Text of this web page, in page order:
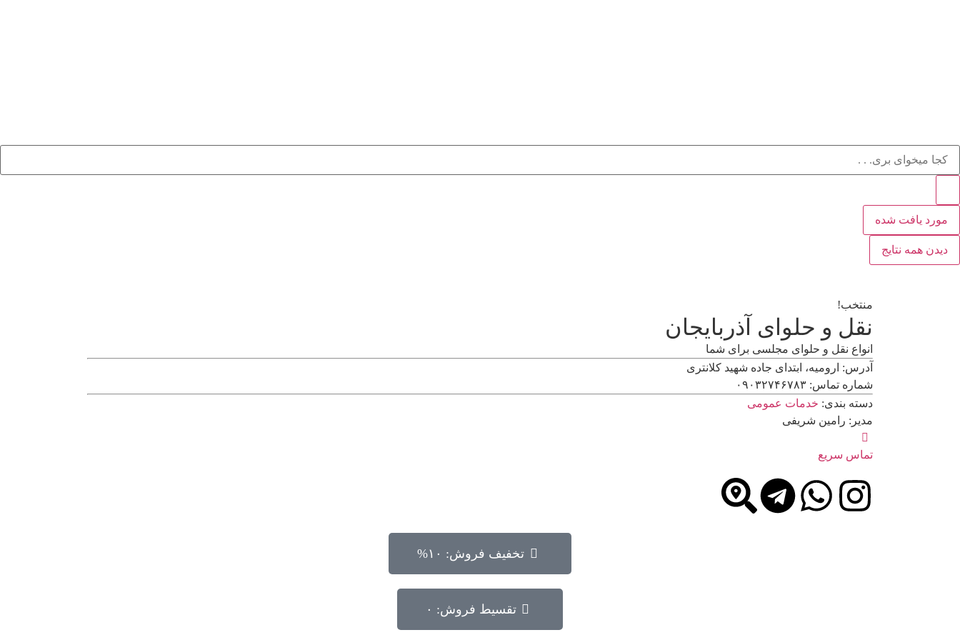
مورد یافت شده
دیدن همه نتایج
منتخب!
نقل و حلوای آذربایجان
انواع نقل و حلوای مجلسی برای شما
آدرس: ارومیه، ابتدای جاده شهید کلانتری
شماره تماس: ۰۹۰۳۲۷۴۶۷۸۳
دسته بندی: خدمات عمومی
مدیر: رامین شریفی
تماس سریع
تخفیف فروش: ۱۰%
تقسیط فروش: ۰